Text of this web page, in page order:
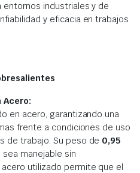
industriales y de
y eficacia en trabajos
Acero:
en acero, garantizando una
frente a condiciones de uso
de trabajo. Su peso de 0,95
manejable sin
utilizado permite que el